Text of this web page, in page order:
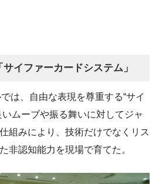
イファーカードシステム」
は、自由な表現を尊重する“サイ
ムーブや振る舞いに対してジャ
組みにより、技術だけでなくリス
非認知能力を現場で育てた。